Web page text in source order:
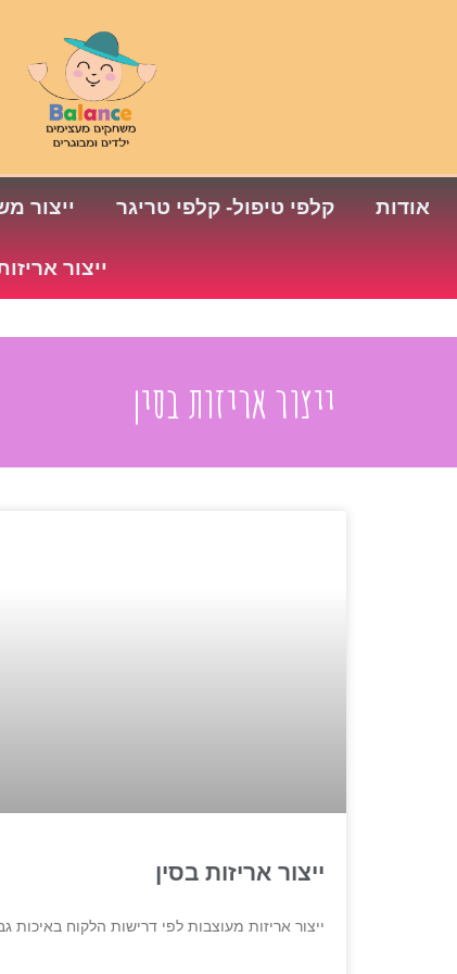
אודות קלפי טיפול- קלפי טריגר ייצור
ייצור
ייצור אריזות בסין
ייצור אריזות בסין
ייצור אריזות מעוצבות לפי דרישות הלקוח באיכות